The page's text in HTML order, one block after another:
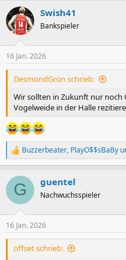
k
t
i
e
n
Swish41
Bankspieler
16 Jan. 2026
DesmondGrün schrieb:
Wir sollten in Zukunft nur noch
Vogelweide in der Halle
R
e
k
i
e
n
Buzzerbeater, PlayO$$sBaBy
G guentel
Nachwuchsspieler
16 Jan. 2026
offset schrieb: